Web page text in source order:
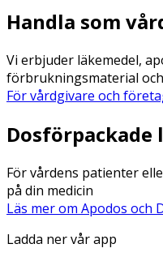
Handla som
Vi erbjuder läkemedel,
förbrukningsmaterial
För vårdgivare och
Dosförpackade
För vårdens patienter
på din medicin
Läs mer om Apodos och
Ladda ner vår app